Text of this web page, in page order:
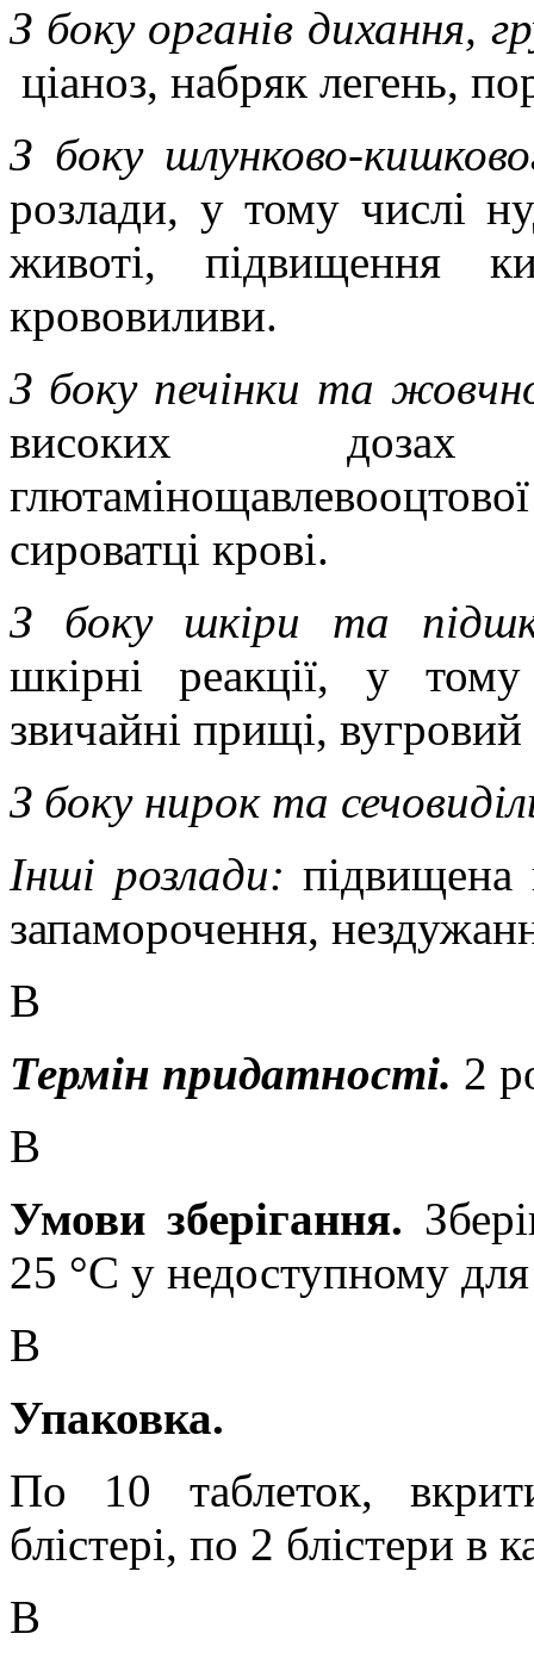
З боку органів дихання,
ціаноз, набряк легень,
З боку шлунково-
розлади, у тому числі
животі, підвищення
крововиливи.
З боку печінки та
високих дозах
сироватці крові.
З боку шкіри та
шкірні реакції, у
звичайні прищі,
З боку нирок та
Інші розлади: підвищена
запаморочення,
В
Термін придатності. 2
В
Умови зберігання.
25 °С у недоступному для
В
Упаковка.
По 10 таблеток,
блістері, по 2 блістери в
В